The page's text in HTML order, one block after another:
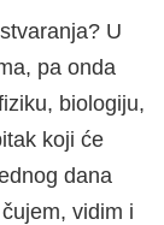
U
pa onda
biologiju,
koji će
dana
vidim i